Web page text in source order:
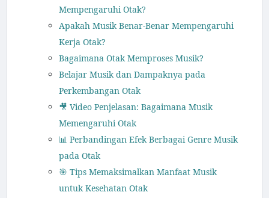
Mempengaruhi Otak?
Apakah Musik Benar-Benar Mempengaruhi
Kerja Otak?
Bagaimana Otak Memproses Musik?
Belajar Musik dan Dampaknya pada
Perkembangan Otak
🎥 Video Penjelasan: Bagaimana Musik
Memengaruhi Otak
📊 Perbandingan Efek Berbagai Genre Musik
pada Otak
🎯 Tips Memaksimalkan Manfaat Musik
untuk Kesehatan Otak